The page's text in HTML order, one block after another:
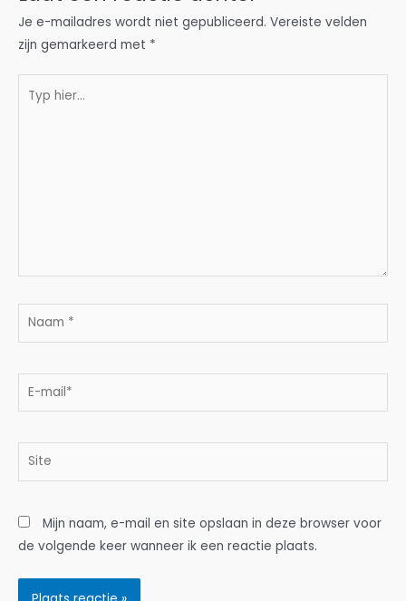
Je e-mailadres wordt niet gepubliceerd. Vereiste velden
zijn gemarkeerd met *
hier...
Naam
E-
Site
Mijn naam, e-mail en site opslaan in deze browser voor
de volgende keer wanneer ik een reactie plaats.